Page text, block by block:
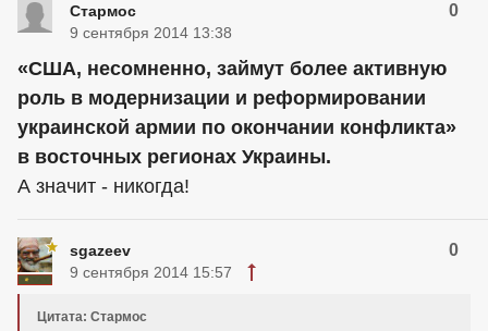
Стармос 0
9 сентября 2014 13:38
«США, несомненно, займут более активную
роль в модернизации и реформировании
украинской армии по окончании конфликта»
в восточных регионах Украины.
А значит - никогда!
sgazeev 0
9 сентября 2014 15:57
Цитата: Стармос